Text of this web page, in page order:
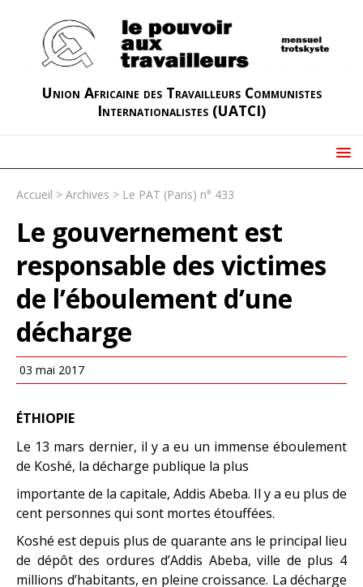
Union Africaine des Travailleurs Communistes
Internationalistes (UATCI)
Accueil > Archives > Le PAT (Paris) n° 433
Le gouvernement est
responsable des victimes
de l’éboulement d’une
décharge
03 mai 2017
ÉTHIOPIE
Le 13 mars dernier, il y a eu un immense éboulement
de Koshé, la décharge publique la plus
importante de la capitale, Addis Abeba. Il y a eu plus de
cent personnes qui sont mortes étouffées.
Koshé est depuis plus de quarante ans le principal lieu
de dépôt des ordures d’Addis Abeba, ville de plus 4
millions d’habitants, en pleine croissance. La décharge